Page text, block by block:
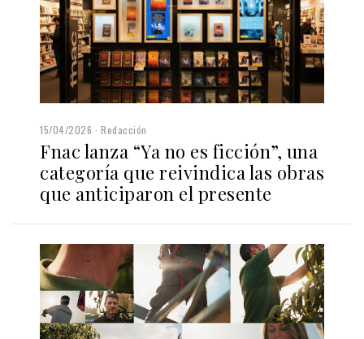
15/04/2026 Redacción
Fnac lanza “Ya no es ficción”, una
categoría que reivindica las obras
que anticiparon el presente